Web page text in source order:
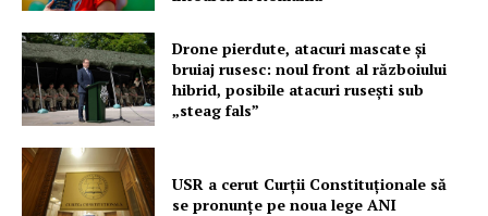
Drone pierdute, atacuri mascate și
bruiaj rusesc: noul front al războiului
hibrid, posibile atacuri rusești sub
„steag fals”
USR a cerut Curții Constituționale să
se pronunțe pe noua lege ANI